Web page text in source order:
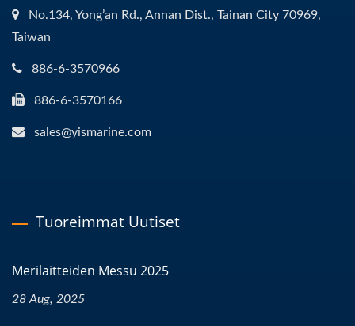
No.134, Yong’an Rd., Annan Dist., Tainan City 70969,
Taiwan
886-6-3570966
886-6-3570166
sales@yismarine.com
Tuoreimmat Uutiset
Merilaitteiden Messu 2025
28 Aug, 2025